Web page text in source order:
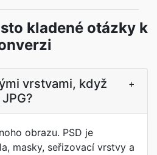
kladené otázky k
vrstvami, když
+
obrazu. PSD je
masky, seřizovací vrstvy a